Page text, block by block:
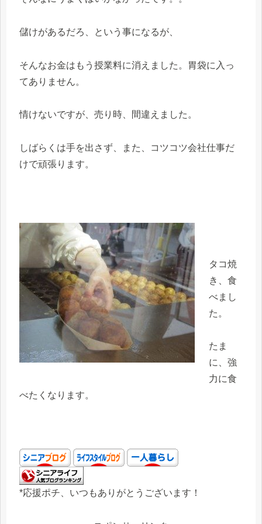
儲けがあるだろ、という事になるが、
そんなお金はもう授業料に消えました。胃袋に入っ
てありません。
情けないですが、売り時、間違えました。
しばらくは手を出さず、また、コツコツ会社仕事だ
けで頑張ります。
タコ焼
き、食
べまし
た。
たま
に、強
力に食
べたくなります。
*応援ポチ、いつもありがとうございます！